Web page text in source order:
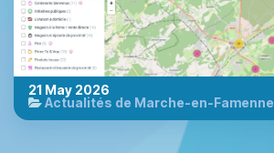
21 May 2026
Actualités de Marche-en-Famenne